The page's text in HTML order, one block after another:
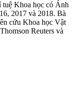
tuệ Khoa học có Ảnh
2017 và 2018. Bà
cứu Khoa học Vật
Reuters và